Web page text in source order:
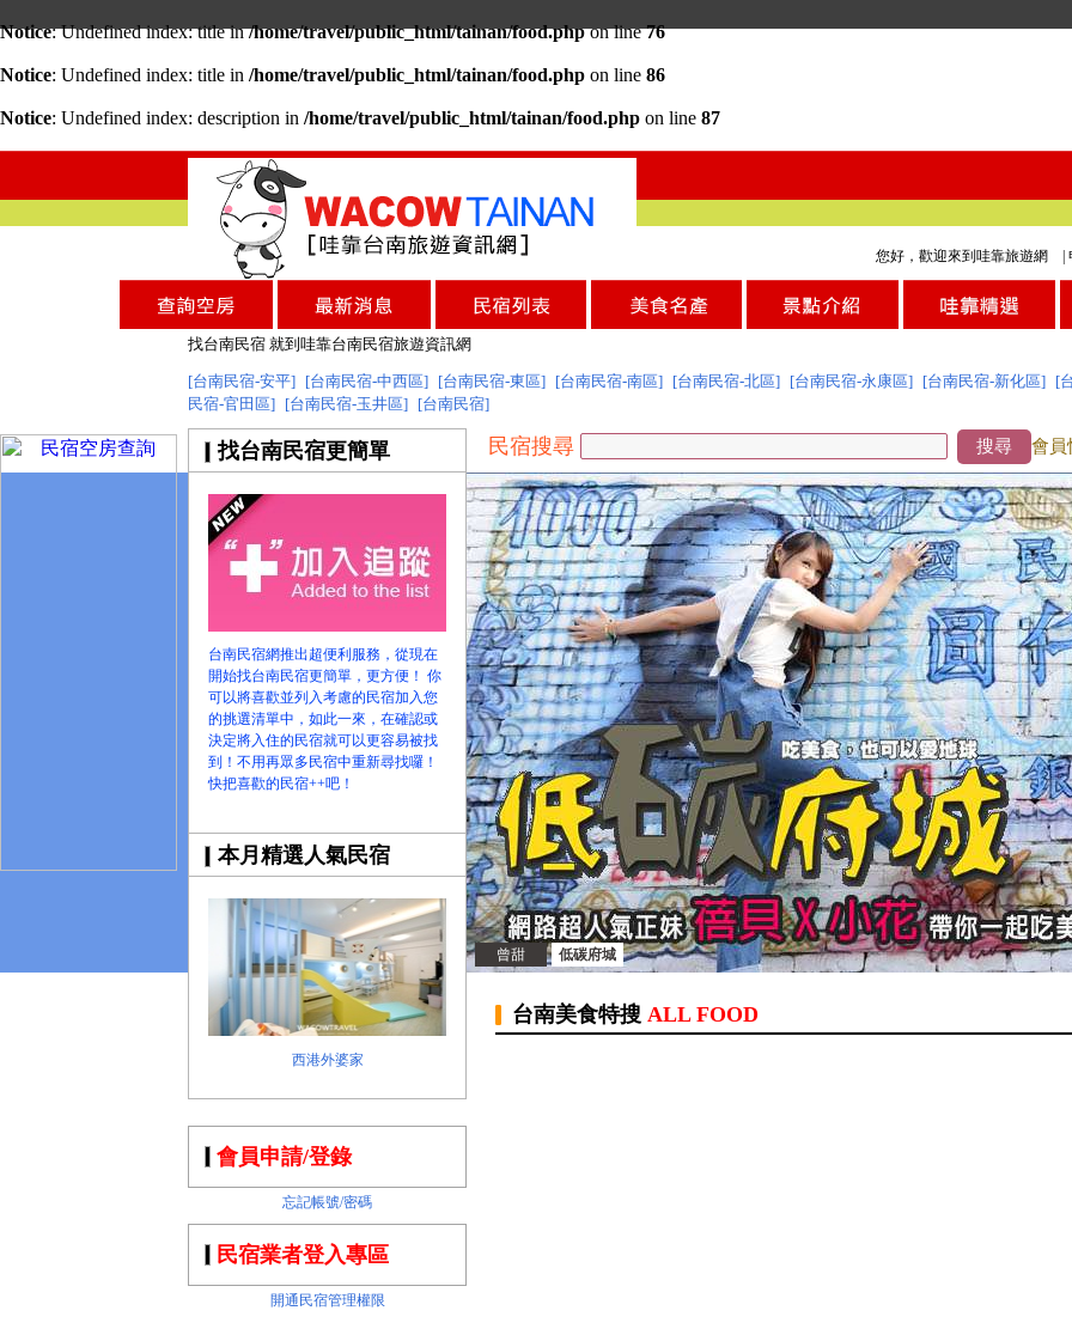
Notice: Undefined index: title in/home/travel/public_html/tainan/food.phpon line76
Notice: Undefined index: title in /home/travel/public_html/tainan/food.php on line 86
Notice: Undefined index: description in /home/travel/public_html/tainan/food.php on line 87
您好，歡迎來到哇靠旅遊網 |
台南民宿
台南美食 盡在哇靠台南旅遊網
找台南民宿 就到哇靠台南民宿旅遊資訊網
台南旅遊網全新登場!
台南民宿
台南美食 盡在哇靠台南旅遊網
找台南民宿 就到哇靠台南民宿旅遊資訊網
台南旅遊網全新登場!
[台南民宿-安平] [台南民宿-中西區] [台南民宿-東區] [台南民宿-南區] [台南民宿-北區] [台南民宿-永康區] [台南民宿-新化區] [
民宿-官田區] [台南民宿-玉井區] [台南民宿]
找台南民宿更簡單
台南民宿網推出超便利服務，從現在
開始找台南民宿更簡單，更方便！ 你
可以將喜歡並列入考慮的民宿加入您
的挑選清單中，如此一來，在確認或
決定將入住的民宿就可以更容易被找
到！不用再眾多民宿中重新尋找囉！
快把喜歡的民宿++吧！
本月精選人氣民宿
西港外婆家
曾甜 低碳府城
民宿搜尋 搜尋 會員
會員申請/登錄
忘記帳號/密碼
民宿業者登入專區
開通民宿管理權限
台南美食特搜 ALL FOOD